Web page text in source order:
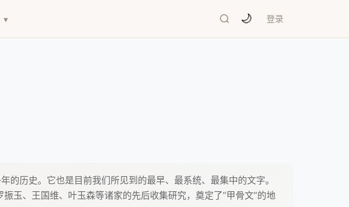
▾ 🌙 登录
历史。它也是目前我们所见到的最早、最系统、最集中的文字。
玉、王国维、叶玉森等诸家的先后收集研究，奠定了“甲骨文”的地